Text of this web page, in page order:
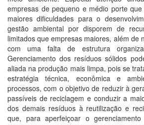
empresas de pequeno e médio porte
maiores dificuldades para o
gestão ambiental por disporem de
limitados que empresas maiores, além de
com uma falta de estrutura
Gerenciamento dos resíduos sólidos
aliada na produção mais limpa, pois se
estratégia técnica, econômica e
processos, com o objetivo de reduzir à
passíveis de reciclagem e conduzir a
dos demais resíduos à reutilização e
que, para aperfeiçoar o